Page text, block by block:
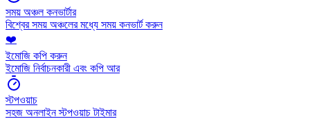
সময় অঞ্চল কনভার্টার
বিশ্বের সময় অঞ্চলের মধ্যে সময় কনভার্ট করুন
❤️
ইমোজি কপি করুন
ইমোজি নির্বাচনকারী এবং কপি আর
স্টপওয়াচ
সহজ অনলাইন স্টপওয়াচ টাইমার